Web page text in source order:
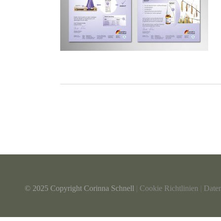
© 2025 Copyright Corinna Schnell | Cookie Richtlinien |